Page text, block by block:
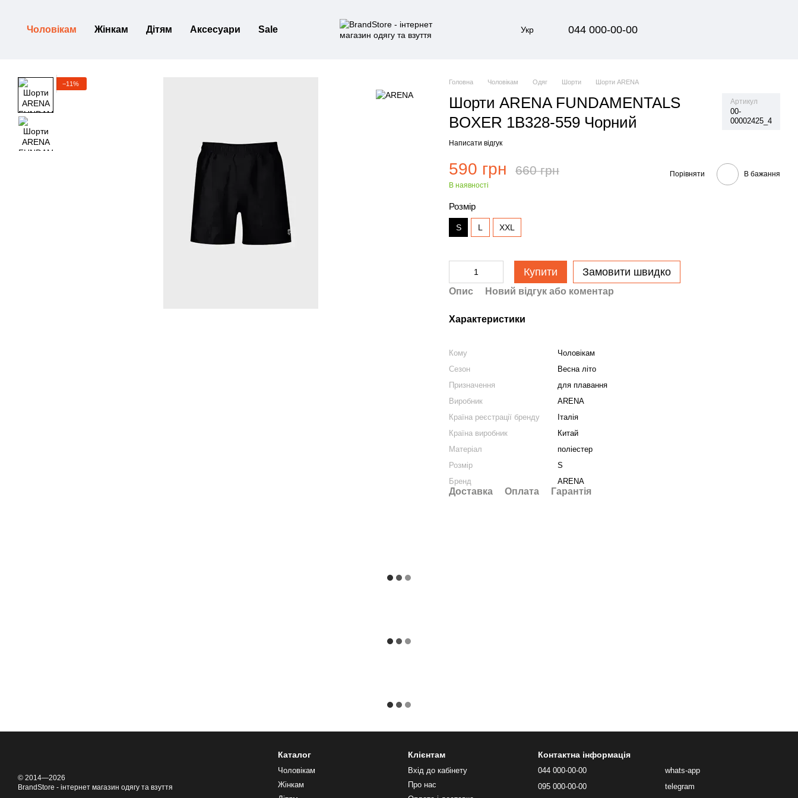
Чоловікам Жінкам Дітям Аксесуари Sale Укр 044 000-00-00
−11% Головна Чоловікам Одяг Шорти Шорти ARENA
Шорти ARENA FUNDAMENTALS
BOXER 1B328-559 Чорний
Артикул
00-
00002425_4
Написати відгук
590 грн 660 грн
В наявності
Порівняти В бажання
Розмір
S L XXL
Купити Замовити швидко
Опис Новий відгук або коментар
Характеристики
Кому
Чоловікам
Сезон
Весна літо
Призначення
для плавання
Виробник
ARENA
Країна реєстрації бренду
Італія
Країна виробник
Китай
Матеріал
поліестер
Розмір
S
Бренд
ARENA
Доставка Оплата Гарантія
© 2014—2026
BrandStore - інтернет магазин одягу та взуття
Каталог
Чоловікам
Жінкам
Клієнтам
Вхід до кабінету
Про нас
Контактна інформація
044 000-00-00
095 000-00-00
whats-app
telegram